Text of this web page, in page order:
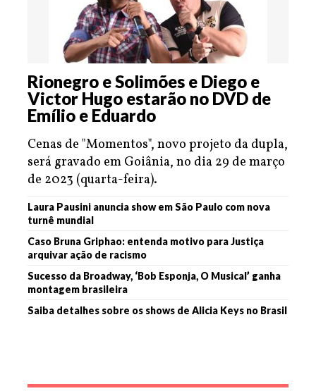
Rionegro e Solimões e Diego e
Victor Hugo estarão no DVD de
Emílio e Eduardo
Cenas de "Momentos", novo projeto da dupla,
será gravado em Goiânia, no dia 29 de março
de 2023 (quarta-feira).
Laura Pausini anuncia show em São Paulo com nova
turnê mundial
Caso Bruna Griphao: entenda motivo para Justiça
arquivar ação de racismo
Sucesso da Broadway, ‘Bob Esponja, O Musical’ ganha
montagem brasileira
Saiba detalhes sobre os shows de Alicia Keys no Brasil